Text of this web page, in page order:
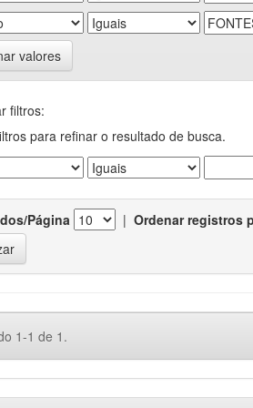
valores
filtros:
para refinar o resultado de busca.
Página | Ordenar registros
1-1 de 1.